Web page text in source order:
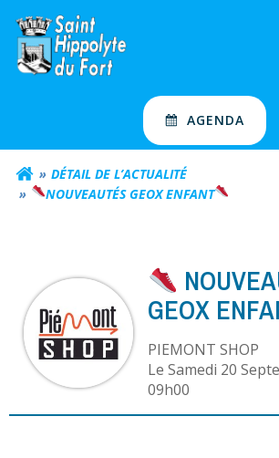
contenu
AGENDA
DÉTAIL DE L’ACTUALITÉ
NOUVEAUTÉS GEOX ENFANT
GEOX
PIEMONT SHOP
Le Samedi 20
09h00